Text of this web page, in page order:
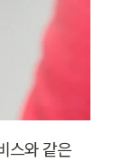
스와 같은